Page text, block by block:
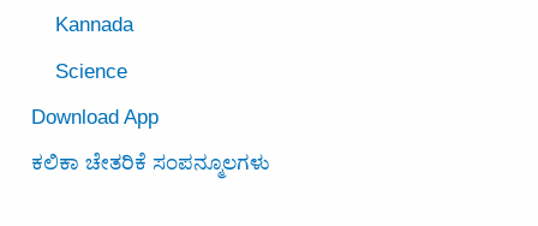
Kannada
Science
Download App
ಕಲಿಕಾ ಚೇತರಿಕೆ ಸಂಪನ್ಮೂಲಗಳು